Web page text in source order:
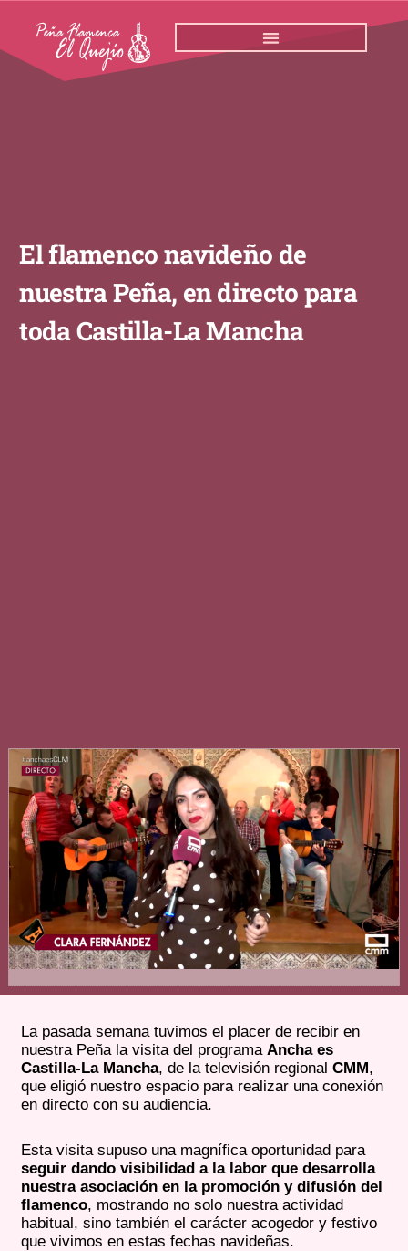
contenido
El flamenco navideño de
nuestra Peña, en directo para
toda Castilla-La Mancha
La pasada semana tuvimos el placer de recibir en
nuestra Peña la visita del programaAncha es
Castilla-La Mancha, de la televisión regionalCMM,
que eligió nuestro espacio para realizar una conexión
en directo con su audiencia.
Esta visita supuso una magnífica oportunidad para
seguir dando visibilidad a la labor que desarrolla
nuestra asociación en la promoción y difusión del
flamenco, mostrando no solo nuestra actividad
habitual, sino también el carácter acogedor y festivo
que vivimos en estas fechas navideñas.